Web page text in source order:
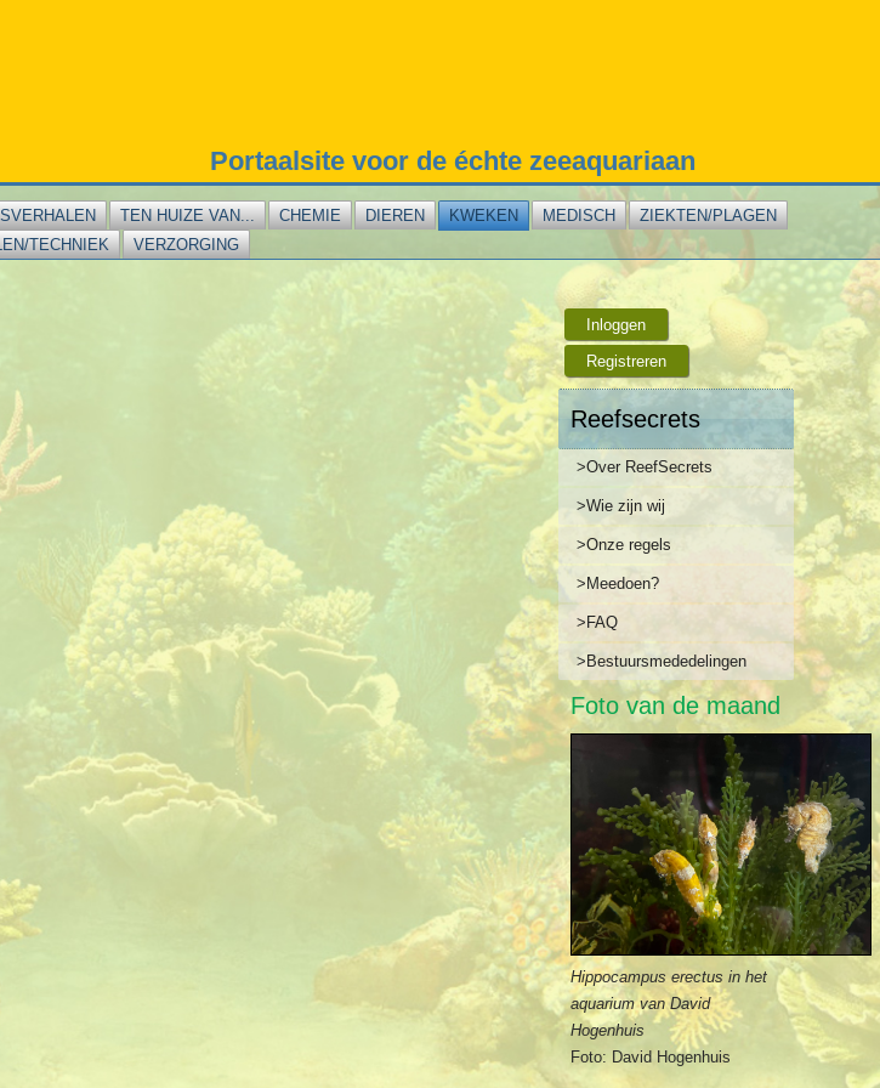
Portaalsite voor de échte zeeaquariaan
TEN HUIZE VAN... CHEMIE DIEREN KWEKEN MEDISCH
ZIEKTEN/PLAGEN
TECHNIEK VERZORGING
Inloggen
Registreren
Reefsecrets
>Over ReefSecrets
>Wie zijn wij
>Onze regels
>Meedoen?
>FAQ
>Bestuursmededelingen
Foto van de maand
Hippocampus erectus in het
aquarium van David
Hogenhuis
Foto: David Hogenhuis